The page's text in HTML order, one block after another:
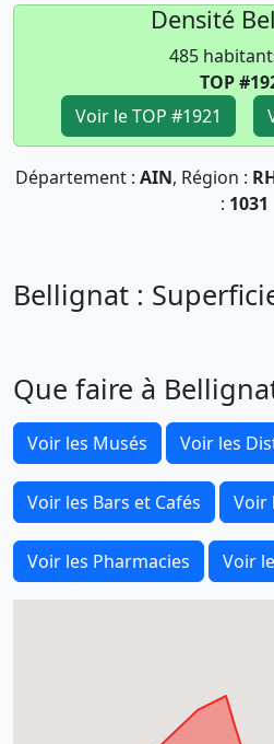
Densité
485
TOP
Voir le TOP #1921
Département : AIN, Région :
: 1031
Bellignat :
Que faire à
Voir les Musés Voir les
Voir les Bars et Cafés Voir
Voir les Pharmacies Voir